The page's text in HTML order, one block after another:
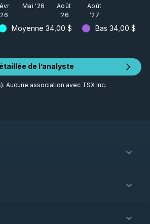
Moyenne 34,00 $ Bas 34,00 $
Mai '26
Août
'26
Août
'27
de l’analyste
Aucune association avec TSX Inc.